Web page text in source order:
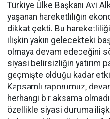
Türkiye Ülke Başkanı Avi
yaşanan hareketliliğin
dikkat çekti. Bu
ilişkin yakın gelecekteki
olmaya devam edeceğini
siyasi belirsizliğin yatırım
geçmişte olduğu kadar
Kapsamlı raporumuz,
herhangi bir aksama
özellikle siyasi duruma